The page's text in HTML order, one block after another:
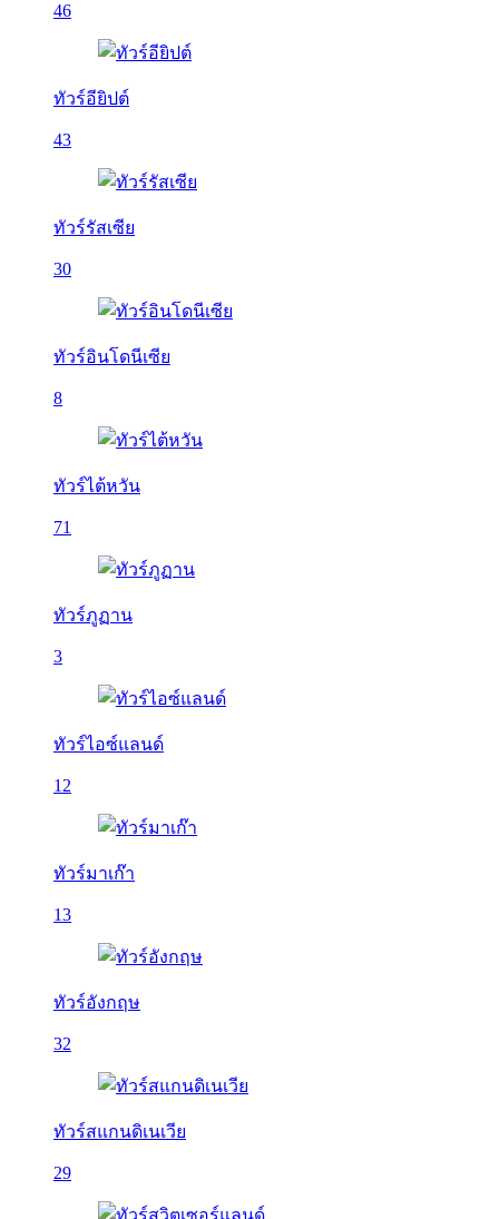
46
ทัวร์อียิปต์
43
ทัวร์รัสเซีย
30
ทัวร์อินโดนีเซีย
8
ทัวร์ไต้หวัน
71
ทัวร์ภูฏาน
3
ทัวร์ไอซ์แลนด์
12
ทัวร์มาเก๊า
13
ทัวร์อังกฤษ
32
ทัวร์สแกนดิเนเวีย
29